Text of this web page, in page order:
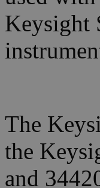
Keysight
The
the
and